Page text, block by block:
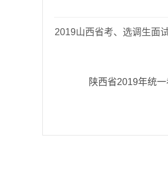
2019山西省考、选调生面
陕西省2019年统